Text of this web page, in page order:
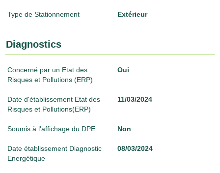
Type de Stationnement Extérieur
Diagnostics
Concerné par un Etat des
Risques et Pollutions (ERP)
Oui
Date d'établissement Etat des
Risques et Pollutions(ERP)
11/03/2024
Soumis à l'affichage du DPE Non
Date établissement Diagnostic
Energétique
08/03/2024